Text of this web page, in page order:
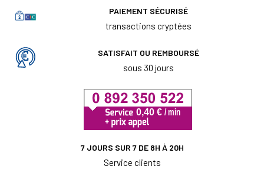
PAIEMENT SÉCURISÉ
transactions cryptées
SATISFAIT OU REMBOURSÉ
sous 30 jours
7 JOURS SUR 7 DE 8H À 20H
Service clients